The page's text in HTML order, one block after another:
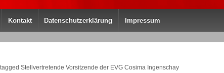
Kontakt Datenschutzerklärung Impressum
Stellvertretende Vorsitzende der EVG Cosima Ingenschay